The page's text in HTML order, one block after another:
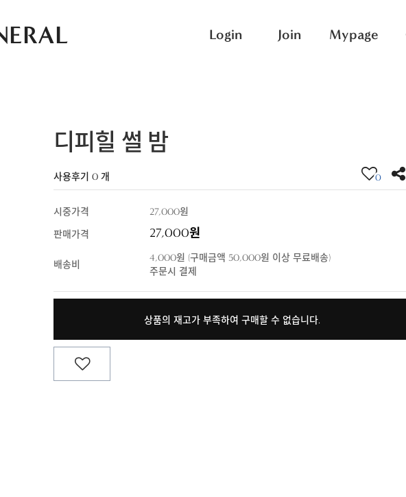
Login Join Mypage
디피힐 썰 밤
사용후기 0 개 0
시중가격
27,000원
판매가격
27,000원
배송비
4,000원 (구매금액 50,000원 이상 무료배송)
주문시 결제
상품의 재고가 부족하여 구매할 수 없습니다.